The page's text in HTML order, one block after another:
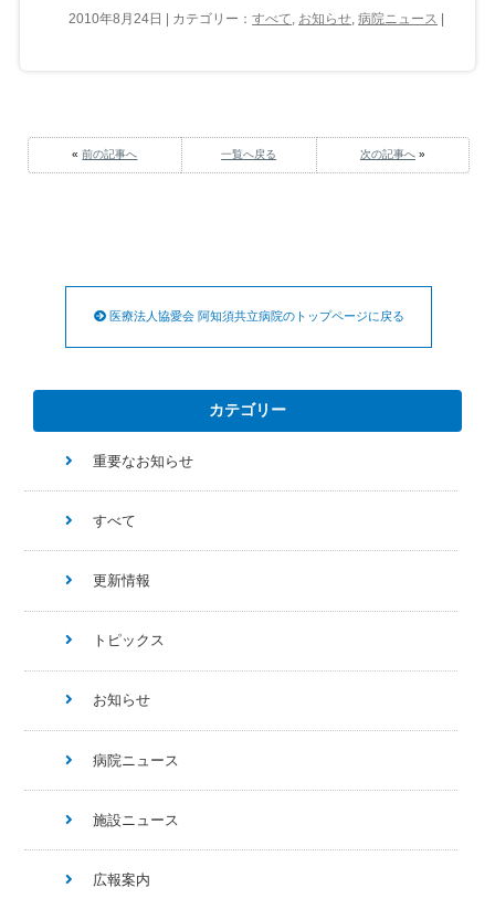
2010年8月24日 | カテゴリー：すべて, お知らせ,病院ニュース
«前の記事へ 一覧へ戻る 次の記事へ»
医療法人協愛会 阿知須共立病院のトップページに戻る
カテゴリー
重要なお知らせ
すべて
更新情報
トピックス
お知らせ
病院ニュース
施設ニュース
広報案内